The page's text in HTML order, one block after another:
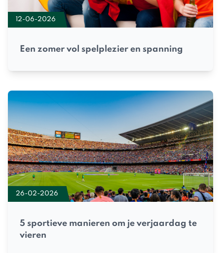
12-06-2026
Een zomer vol spelplezier en spanning
26-02-2026
5 sportieve manieren om je verjaardag te
vieren